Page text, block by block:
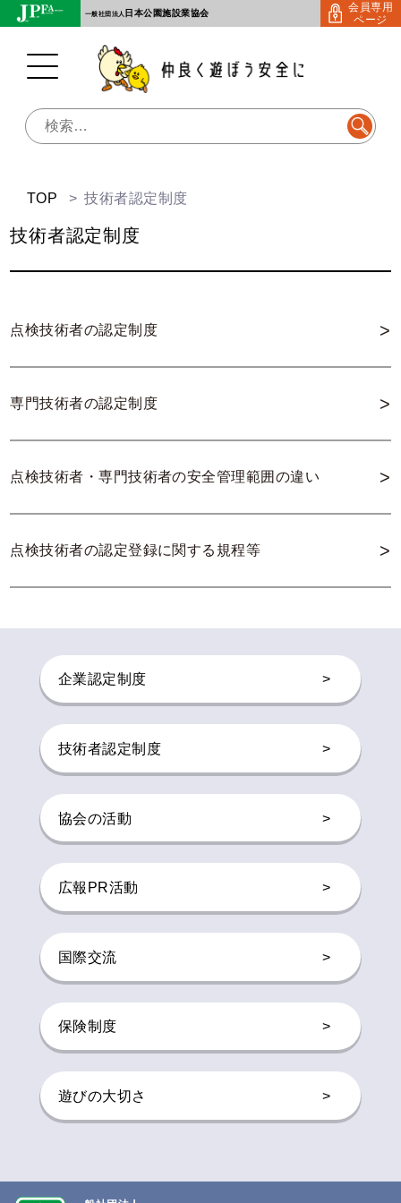
Skip
content
一般社団法人 日本公園施設業協会
会員専用
ページ
検
TOP 技術者認定制度
技術者認定制度
点検技術者の認定制度 >
専門技術者の認定制度 >
点検技術者・専門技術者の安全管理範囲の違い >
点検技術者の認定登録に関する規程等 >
企業認定制度 >
技術者認定制度 >
協会の活動 >
広報PR活動 >
国際交流 >
保険制度 >
遊びの大切さ >